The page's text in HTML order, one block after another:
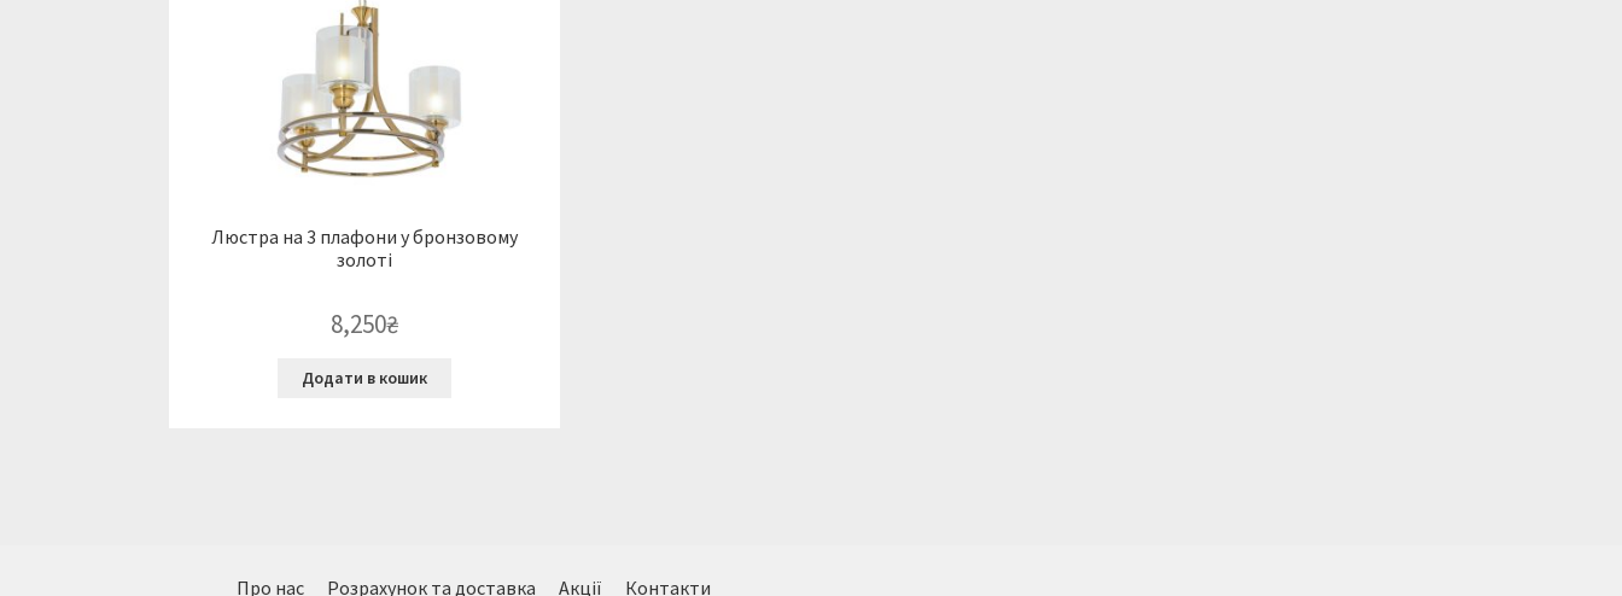
Люстра на 3 плафони у бронзовому
золоті
8,250₴
Додати в кошик
Про нас Розрахунок та доставка Акції Контакти